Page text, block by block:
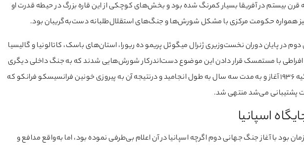
قرن بیستم در آفریقا بسیار کمرنگ شده بود و بخش‌های کوچکی از این قاره بزرگ در حیطه قدرت او
همواره حکومت مرکزی با مشکل شورش‌ها و جنگ‌های استقلال‌طلبانه دست‌به‌گریبان بود.
در پایان دوران نخست‌وزیری ژنرال میگوئل پریمو ده ریورا، استان‌های باسک، کاتالونیا و گالیسیا
افراطی با مستمسک قرار دادن این موضوع دست‌اندرکار شورش‌هایی شدند که به جنگ داخلی دیگری
در کشور انجامید، جنگی که از ۱۷ ژوئیه ۱۹۳۶ آغاز و به مدت سه سال به طول انجامید و درنتیجه آن به پیروزی خونین فرانسیسکو فرانکو که
پشتیبانی می‌شد منتهی شد.
اسپانیا
بود با آغاز جنگ جهانی دوم اگرچه اسپانیا در آن اعلام بی‌طرفی نموده بود، اما به‌واقع مدافع و